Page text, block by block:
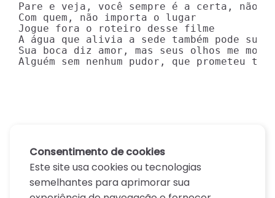
Pare e veja, você sempre é a certa, não
Com quem, não importa o lugar
Jogue fora o roteiro desse filme
A água que alivia a sede também pode
Sua boca diz amor, mas seus olhos me
Alguém sem nenhum pudor, que prometeu
Consentimento de cookies
Este site usa cookies ou tecnologias
semelhantes para aprimorar sua